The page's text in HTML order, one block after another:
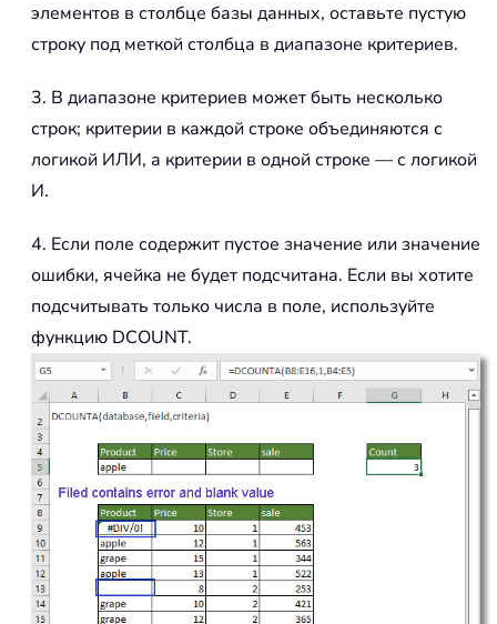
элементов в столбце базы данных, оставьте пустую
строку под меткой столбца в диапазоне критериев.
3. В диапазоне критериев может быть несколько
строк; критерии в каждой строке объединяются с
логикой ИЛИ, а критерии в одной строке — с логикой
И.
4. Если поле содержит пустое значение или значение
ошибки, ячейка не будет подсчитана. Если вы хотите
подсчитывать только числа в поле, используйте
функцию DCOUNT.